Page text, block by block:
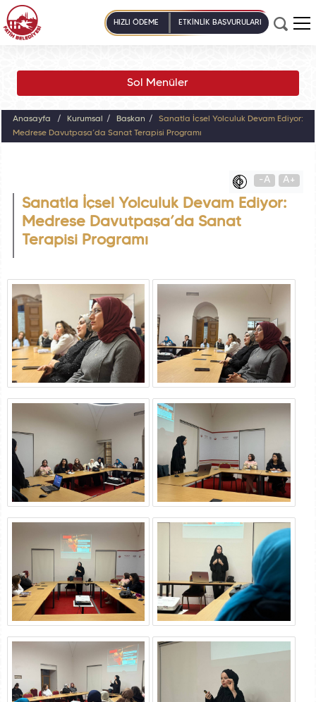
HIZLI ÖDEME ETKİNLİK BAŞVURULARI
Sol Menüler
Anasayfa Kurumsal Başkan
Sanatla İçsel Yolculuk Devam Ediyor:
Medrese Davutpaşa’da Sanat Terapisi Programı
-A A+
Sanatla İçsel Yolculuk Devam Ediyor:
Medrese Davutpaşa’da Sanat
Terapisi Programı